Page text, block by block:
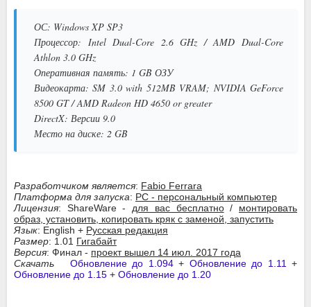
ОС: Windows XP SP3
Процессор: Intel Dual-Core 2.6 GHz / AMD Dual-Core
Athlon 3.0 GHz
Оперативная память: 1 GB ОЗУ
Видеокарта: SM 3.0 with 512MB VRAM; NVIDIA GeForce
8500 GT / AMD Radeon HD 4650 or greater
DirectX: Версии 9.0
Место на диске: 2 GB
Разработчиком является: Fabio Ferrara
Платформа для запуска: PC - персональный компьютер
Лицензия: ShareWare -для вас бесплатно/ монтировать
образ, установить, копировать кряк с заменой, запустить
Язык: English + Русская редакция
Размер: 1.01 Гигабайт
Версия: Финал - проект вышел 14 июл. 2017 года
Скачать
Обновление до 1.094+ Обновление до 1.11+
Обновление до 1.15 + Обновление до 1.20